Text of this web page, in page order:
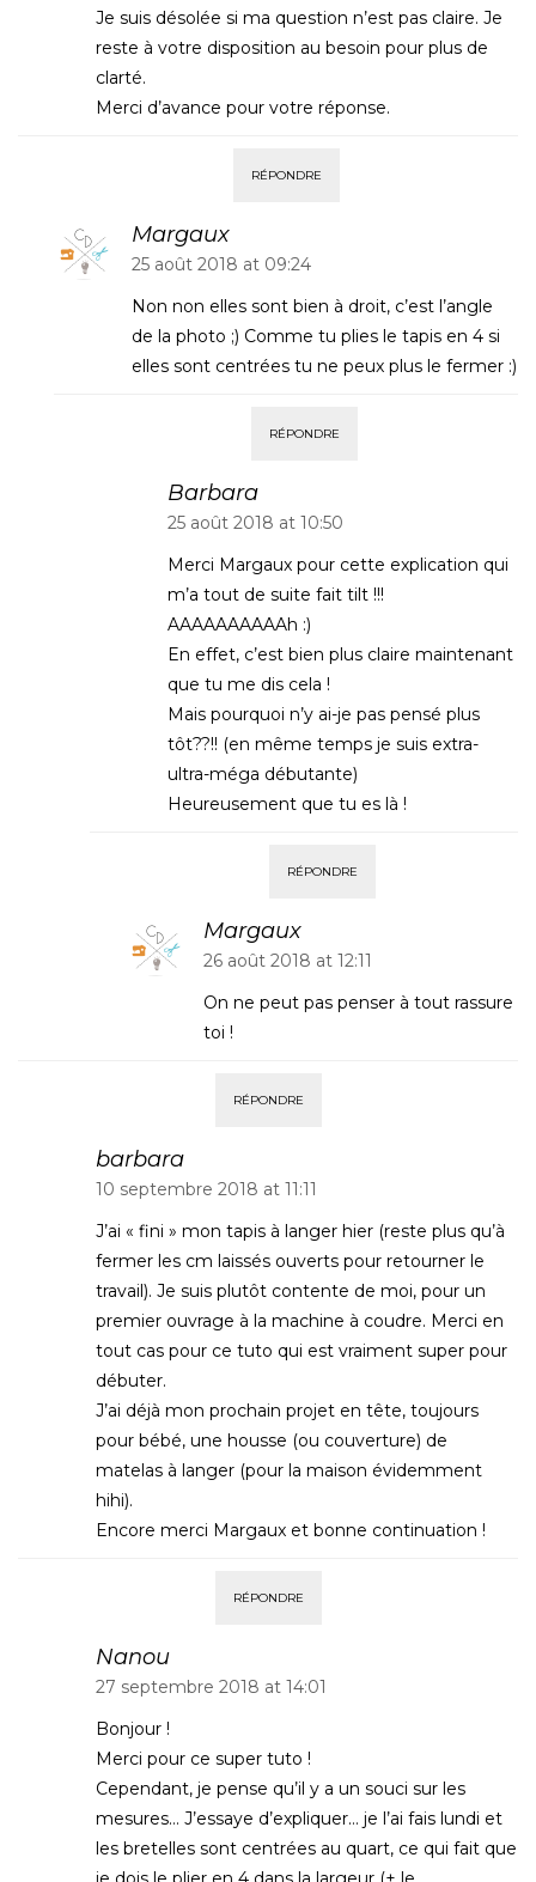
Je suis désolée si ma question n’est pas claire. Je
reste à votre disposition au besoin pour plus de
clarté.
Merci d’avance pour votre réponse.
RÉPONDRE
Margaux
25 août 2018 at 09:24
Non non elles sont bien à droit, c’est l’angle
de la photo ;) Comme tu plies le tapis en 4 si
elles sont centrées tu ne peux plus le fermer :)
RÉPONDRE
Barbara
25 août 2018 at 10:50
Merci Margaux pour cette explication qui
m’a tout de suite fait tilt !!!
AAAAAAAAAAh :)
En effet, c’est bien plus claire maintenant
que tu me dis cela !
Mais pourquoi n’y ai-je pas pensé plus
tôt??!! (en même temps je suis extra-
ultra-méga débutante)
Heureusement que tu es là !
RÉPONDRE
Margaux
26 août 2018 at 12:11
On ne peut pas penser à tout rassure
toi !
RÉPONDRE
barbara
10 septembre 2018 at 11:11
J’ai « fini » mon tapis à langer hier (reste plus qu’à
fermer les cm laissés ouverts pour retourner le
travail). Je suis plutôt contente de moi, pour un
premier ouvrage à la machine à coudre. Merci en
tout cas pour ce tuto qui est vraiment super pour
débuter.
J’ai déjà mon prochain projet en tête, toujours
pour bébé, une housse (ou couverture) de
matelas à langer (pour la maison évidemment
hihi).
Encore merci Margaux et bonne continuation !
RÉPONDRE
Nanou
27 septembre 2018 at 14:01
Bonjour !
Merci pour ce super tuto !
Cependant, je pense qu’il y a un souci sur les
mesures… J’essaye d’expliquer… je l’ai fais lundi et
les bretelles sont centrées au quart, ce qui fait que